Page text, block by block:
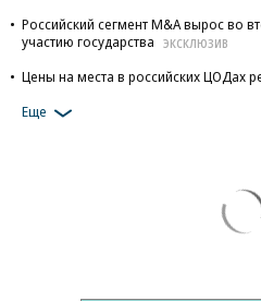
Российский сегмент M&A вырос во
участию государства
ЭКСКЛЮЗИВ
Цены на места в российских ЦОДах
Еще